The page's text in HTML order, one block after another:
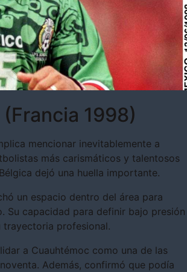
1998)
mencionar inevitablemente a
más carismáticos y talentosos
dejó una huella importante.
un espacio dentro del área para
Su capacidad para definir bajo presión
trayectoria profesional.
a Cuauhtémoc como una de las
Además, confirmó que podía